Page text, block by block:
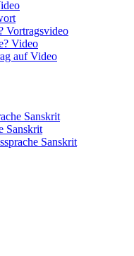
Vortragsvideo
Video
auf Video
Sanskrit
Sanskrit
Sanskrit